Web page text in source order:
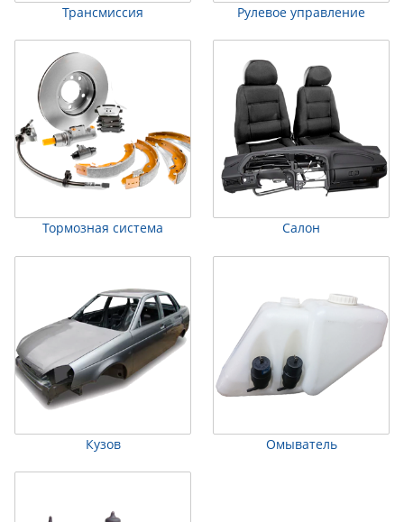
Трансмиссия Рулевое управление
Тормозная система Салон
Кузов Омыватель